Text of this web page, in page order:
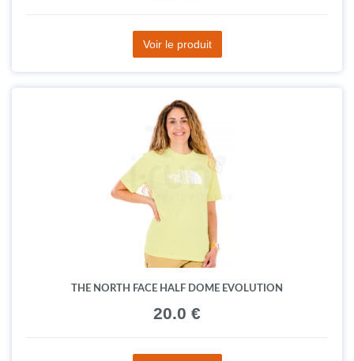
Voir le produit
THE NORTH FACE HALF DOME EVOLUTION
20.0 €